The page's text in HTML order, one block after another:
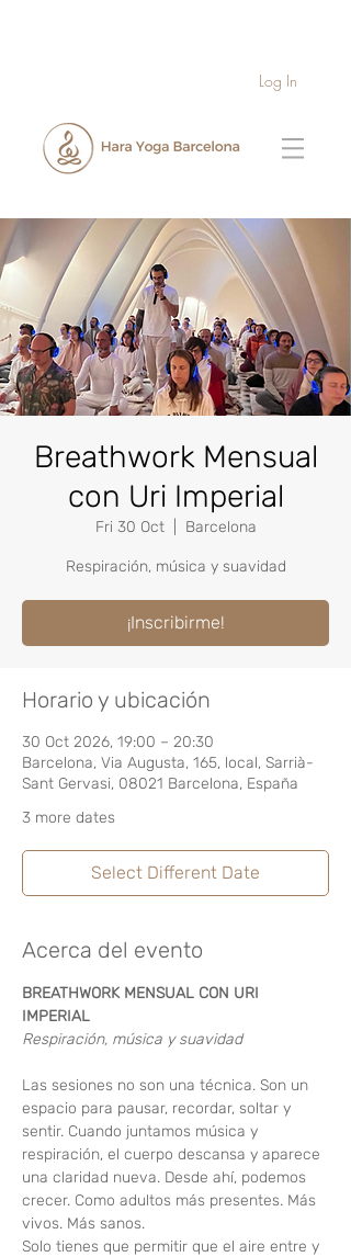
Log In
Breathwork Mensual
con Uri Imperial
Fri 30 Oct
  |
Barcelona
Respiración, música y suavidad
¡Inscribirme!
Horario y ubicación
30 Oct 2026, 19:00 – 20:30
Barcelona, Via Augusta, 165, local, Sarrià-
Sant Gervasi, 08021 Barcelona, España
3 more dates
Select Different Date
Acerca del evento
BREATHWORK MENSUAL CON URI
IMPERIAL
Respiración, música y suavidad
Las sesiones no son una técnica. Son un
espacio para pausar, recordar, soltar y
sentir. Cuando juntamos música y
respiración, el cuerpo descansa y aparece
una claridad nueva. Desde ahí, podemos
crecer. Como adultos más presentes. Más
vivos. Más sanos.
Solo tienes que permitir que el aire entre y